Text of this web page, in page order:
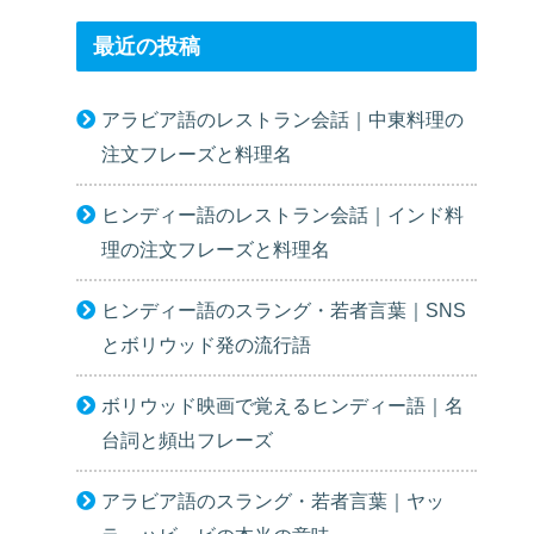
最近の投稿
アラビア語のレストラン会話｜中東料理の
注文フレーズと料理名
ヒンディー語のレストラン会話｜インド料
理の注文フレーズと料理名
ヒンディー語のスラング・若者言葉｜SNS
とボリウッド発の流行語
ボリウッド映画で覚えるヒンディー語｜名
台詞と頻出フレーズ
アラビア語のスラング・若者言葉｜ヤッ